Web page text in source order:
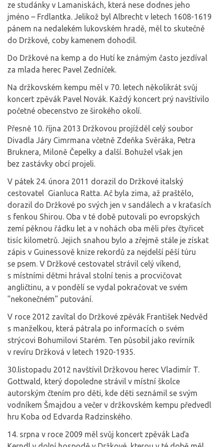
ze studánky v Lamaniskách, která nese dodnes jeho
jméno – Frdlantka. Jelikož byl Albrecht v letech 1608-1619
pánem na nedalekém lukovském hradě, měl to skutečně
do Držkové, coby kamenem dohodil.
Do Držkové na kemp a do Hutí ke známým často jezdíval
za mlada herec Pavel Zedníček.
Na držkovském kempu měl v 70. letech několikrát svůj
koncert zpěvák Pavel Novák. Každý koncert prý navštívilo
početné obecenstvo ze širokého okolí.
Přesně 10. října 2013 Držkovou projížděl celý soubor
Divadla Járy Cimrmana včetně Zdeňka Svěráka, Petra
Bruknera, Miloně Čepelky a další. Bohužel však jen
bez zastávky obcí projeli.
V pátek 24. února 2011 dorazil do Držkové italský
cestovatel Gianluca Ratta. Ač byla zima, až praštělo,
dorazil do Držkové po svých jen v sandálech a v kraťasích
s fenkou Shirou. Oba v té době putovali po evropských
zemí pěknou řádku let a v nohách oba měli přes čtyřicet
tisíc kilometrů. Jejich snahou bylo a zřejmě stále je získat
zápis v Guinessově knize rekordů za nejdelší pěší túru
se psem. V Držkové cestovatel strávil celý víkend,
s místními dětmi hrával stolní tenis a procvičovat
angličtinu, a v pondělí se vydal pokračovat ve svém
"nekonečném" putování.
V roce 2012 zavítal do Držkové zpěvák František Nedvěd
s manželkou, která pátrala po informacích o svém
strýcovi Bohumilovi Starém. Ten působil jako revírník
v revíru Držková v letech 1920-1935.
30.listopadu 2012 navštívil Držkovou herec Vladimír T.
Gottwald, který dopoledne strávil v místní školce
autorským čtením pro děti, kde děti seznámil se svým
vodníkem Šmajdou a večer v držkovském kempu předvedl
hru Koba od Edvarda Radzinského.
14. srpna v roce 2009 měl svůj koncert zpěvák Laďa